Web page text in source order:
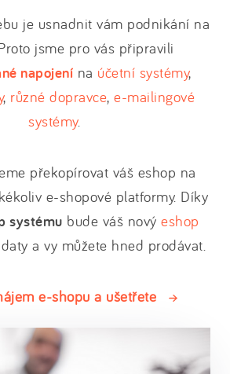
je usnadnit vám podnikání na
jsme pro vás připravili
napojení na účetní systémy,
, různé dopravce, e-mailingové
systémy.
překopírovat váš eshop na
e-shopové platformy. Díky
systému bude váš novýeshop
a vy můžete hned prodávat.
e-shopu a ušetřete